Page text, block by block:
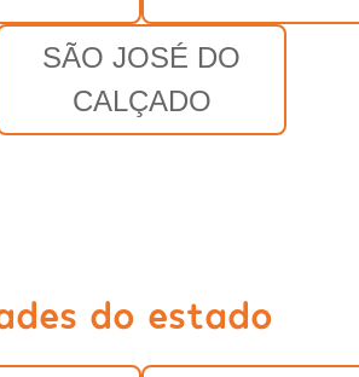
SÃO JOSÉ DO
CALÇADO
do estado